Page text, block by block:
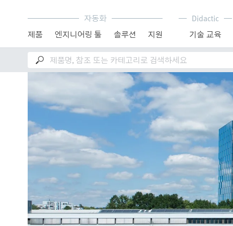
자동화
제품
엔지니어링 툴 솔루션 지원
Didactic
기술 교육